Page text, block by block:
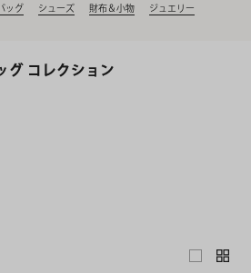
ッグ シューズ 財布＆小物 ジュエリー
グ コレクション